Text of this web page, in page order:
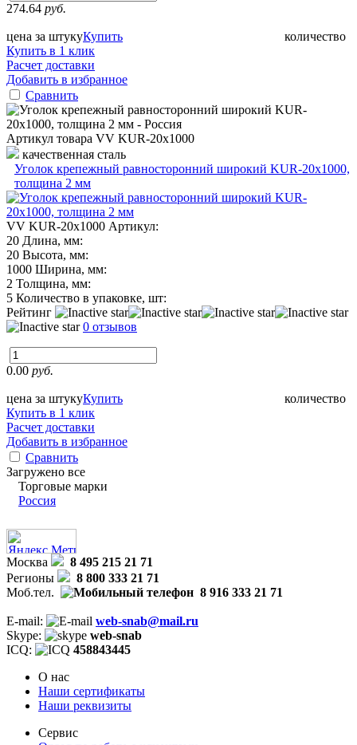
274.64 руб.
цена за штуку количество
Купить
Купить в 1 клик
Расчет доставки
Добавить в избранное
Сравнить
Артикул товара VV KUR-20x1000
качественная сталь
Уголок крепежный равносторонний широкий KUR-20x1000,
толщина 2 мм
VV KUR-20x1000 Артикул:
20 Длина, мм:
20 Высота, мм:
1000 Ширина, мм:
2 Толщина, мм:
5 Количество в упаковке, шт:
Рейтинг
0 отзывов
0.00 руб.
цена за штуку количество
Купить
Купить в 1 клик
Расчет доставки
Добавить в избранное
Сравнить
Загружено все
Торговые марки
Россия
Москва
8 495 215 21 71
Регионы
8 800 333 21 71
Моб.тел.
8 916 333 21 71
E-mail:
web-snab@mail.ru
Skype:
web-snab
ICQ:
458843445
О нас
Наши сертификаты
Наши реквизиты
Сервис